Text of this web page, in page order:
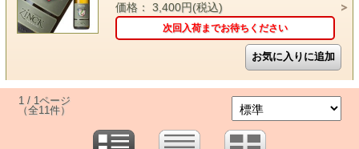
価格： 3,400円(税込)
次回入荷までお待ちください
1 / 1ページ
（全11件）